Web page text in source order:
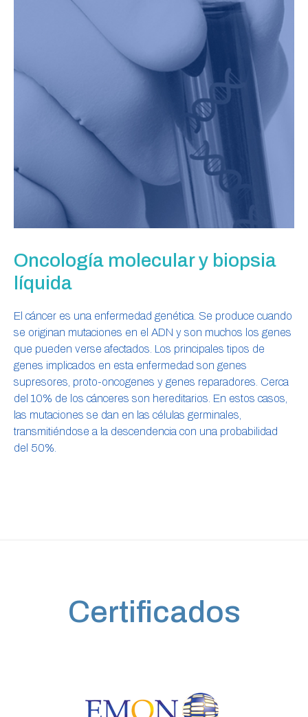
Oncología molecular y biopsia
líquida
El cáncer es una enfermedad genética. Se produce cuando
se originan mutaciones en el ADN y son muchos los genes
que pueden verse afectados. Los principales tipos de
genes implicados en esta enfermedad son genes
supresores, proto-oncogenes y genes reparadores. Cerca
del 10% de los cánceres son hereditarios. En estos casos,
las mutaciones se dan en las células germinales,
transmitiéndose a la descendencia con una probabilidad
del 50%.
Certificados